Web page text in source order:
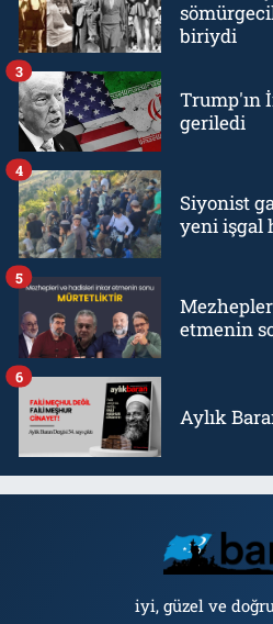
biriydi
Trump'ın
geriledi
3
Siyonist
yeni işgal
4
etmenin
5
Aylık
6
iyi, güzel ve